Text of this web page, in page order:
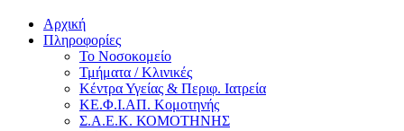
Αρχική
Πληροφορίες
Το Νοσοκομείο
Τμήματα / Κλινικές
Κέντρα Υγείας & Περιφ. Ιατρεία
ΚΕ.Φ.Ι.ΑΠ. Κομοτηνής
Σ.Α.Ε.Κ. ΚΟΜΟΤΗΝΗΣ